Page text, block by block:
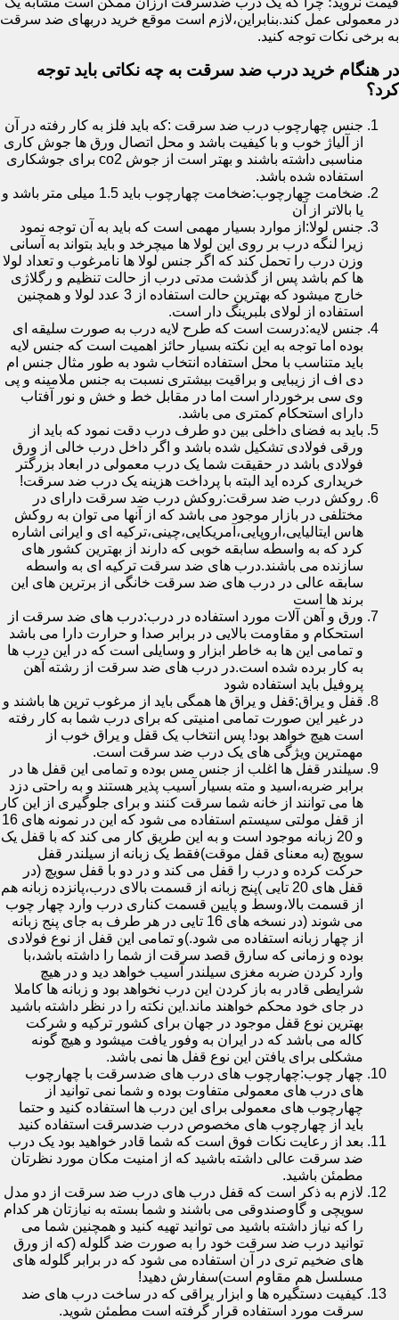
در معمولی عمل کند.بنابراین،لازم است موقع خرید دربهای ضد سرقت
به برخی نکات توجه کنید.
در هنگام خرید درب ضد سرقت به چه نکاتی باید توجه
کرد؟
جنس چهارچوب درب ضد سرقت :که باید فلز به کار رفته در آن
از آلیاژ خوب و با کیفیت باشد و محل اتصال ورق ها جوش کاری
مناسبی داشته باشند و بهتر است از جوش co2 برای جوشکاری
استفاده شده باشد.
ضخامت چهارچوب:ضخامت چهارچوب باید 1.5 میلی متر باشد و
یا بالاتر از آن
جنس لولا:از موارد بسیار مهمی است که باید به آن توجه نمود
زیرا لنگه درب بر روی این لولا ها میچرخد و باید بتواند به آسانی
وزن درب را تحمل کند که اگر جنس لولا ها نامرغوب و تعداد لولا
ها کم باشد پس از گذشت مدتی درب از حالت تنظیم و رگلاژی
خارج میشود که بهترین حالت استفاده از 3 عدد لولا و همچنین
استفاده از لولای بلبرینگ دار است.
جنس لایه:درست است که طرح لایه درب به صورت سلیقه ای
بوده اما توجه به این نکته بسیار حائز اهمیت است که جنس لایه
باید متناسب با محل استفاده انتخاب شود به طور مثال جنس ام
دی اف از زیبایی و براقیت بیشتری نسبت به جنس ملامینه و پی
وی سی برخوردار است اما در مقابل خط و خش و نور آفتاب
دارای استحکام کمتری می باشد.
باید به فضای داخلی بین دو طرف درب دقت نمود که باید از
ورقی فولادی تشکیل شده باشد و اگر داخل درب خالی از ورق
فولادی باشد در حقیقت شما یک درب معمولی در ابعاد بزرگتر
خریداری کرده اید البته با پرداخت هزینه یک درب ضد سرقت!
روکش درب ضد سرقت:روکش درب ضد سرقت دارای در
مختلفی در بازار موجود می باشد که از آنها می توان به روکش
هاس ایتالیایی،اروپایی،آمریکایی،چینی،ترکیه ای و ایرانی اشاره
کرد که به واسطه سابقه خوبی که دارند از بهترین کشور های
سازنده می باشند.درب های ضد سرقت ترکیه ای به واسطه
سابقه عالی در درب های ضد سرقت خانگی از برترین های این
برند ها است
ورق و آهن آلات مورد استفاده در درب:درب های ضد سرقت از
استحکام و مقاومت بالایی در برابر صدا و حرارت دارا می باشد
و تمامی این ها به خاطر ابزار و وسایلی است که در این درب ها
به کار برده شده است.در درب های ضد سرقت از رشته آهن
پروفیل باید استفاده شود
قفل و یراق:قفل و یراق ها همگی باید از مرغوب ترین ها باشند و
در غیر این صورت تمامی امنیتی که برای درب شما به کار رفته
است هیچ خواهد بود! پس انتخاب یک قفل و یراق خوب از
مهمترین ویژگی های یک درب ضد سرقت است.
سیلندر قفل ها اغلب از جنس مس بوده و تمامی این قفل ها در
برابر ضربه،اسید و مته بسیار آسیب پذیر هستند و به راحتی دزد
ها می توانند از خانه شما سرقت کنند و برای جلوگیری از این کار
از قفل مولتی سیستم استفاده می شود که این در نمونه های 16
و 20 زبانه موجود است و به این طریق کار می کند که با قفل یک
سویچ (به معنای قفل موقت)فقط یک زبانه از سیلندر قفل
حرکت کرده و درب را قفل می کند و در دو با قفل سویچ (در
قفل های 20 تایی )پنج زبانه از قسمت بالای درب،پانزده زبانه هم
از قسمت بالا،وسط و پایین قسمت کناری درب وارد چهار چوب
می شوند (در نسخه های 16 تایی در هر طرف به جای پنج زبانه
از چهار زبانه استفاده می شود.)و تمامی این قفل از نوع فولادی
بوده و زمانی که سارق قصد سرقت از شما را داشته باشد،با
وارد کردن ضربه مغزی سیلندر آسیب خواهد دید و در هیچ
شرایطی قادر به باز کردن این درب نخواهد بود و زبانه ها کاملا
در جای خود محکم خواهند ماند.این نکته را در نظر داشته باشید
بهترین نوع قفل موجود در جهان برای کشور ترکیه و شرکت
کاله می باشد که در ایران به وفور یافت میشود و هیچ گونه
مشکلی برای یافتن این نوع قفل ها نمی باشد.
چهار چوب:چهارچوب های درب های ضدسرقت با چهارچوب
های درب های معمولی متفاوت بوده و شما نمی توانید از
چهارچوب های معمولی برای این درب ها استفاده کنید و حتما
باید از چهارچوب های مخصوص درب ضدسرقت استفاده کنید
بعد از رعایت نکات فوق است که شما قادر خواهید بود یک درب
ضد سرقت عالی داشته باشید که از امنیت مکان مورد نظرتان
مطمئن باشید.
لازم به ذکر است که قفل درب های درب ضد سرقت از دو مدل
سویچی و گاوصندوقی می باشند و شما بسته به نیازتان هر کدام
را که نیاز داشته باشید می توانید تهیه کنید و همچنین شما می
توانید درب ضد سرقت خود را به صورت ضد گلوله (که از ورق
های ضخیم تری در آن استفاده می شود که در برابر گلوله های
مسلسل هم مقاوم است)سفارش دهید!
کیفیت دستگیره ها و ابزار یراقی که در ساخت درب های ضد
سرقت مورد استفاده قرار گرفته است مطمئن شوید.